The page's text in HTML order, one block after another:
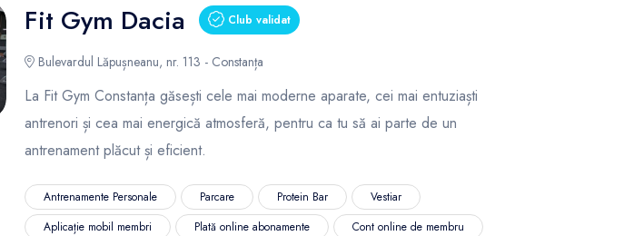
Fit Gym Dacia Club validat
Bulevardul Lăpușneanu, nr. 113 - Constanța
La Fit Gym Constanța găsești cele mai moderne aparate, cei mai entuziaști
antrenori și cea mai energică atmosferă, pentru ca tu să ai parte de un
antrenament plăcut și eficient.
Antrenamente Personale Parcare Protein Bar
Vestiar
Aplicație mobil membri
Plată online abonamente Cont online de membru